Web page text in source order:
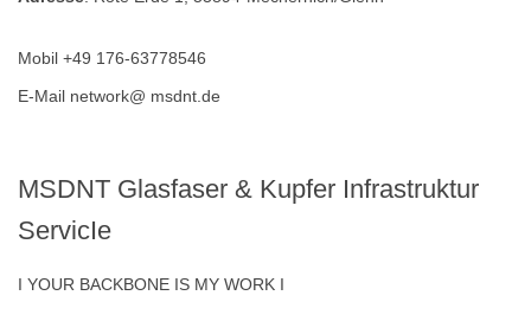
Mobil +49 176-63778546
E-Mail network@ msdnt.de
MSDNT Glasfaser & Kupfer Infrastruktur
ServicIe
I YOUR BACKBONE IS MY WORK I